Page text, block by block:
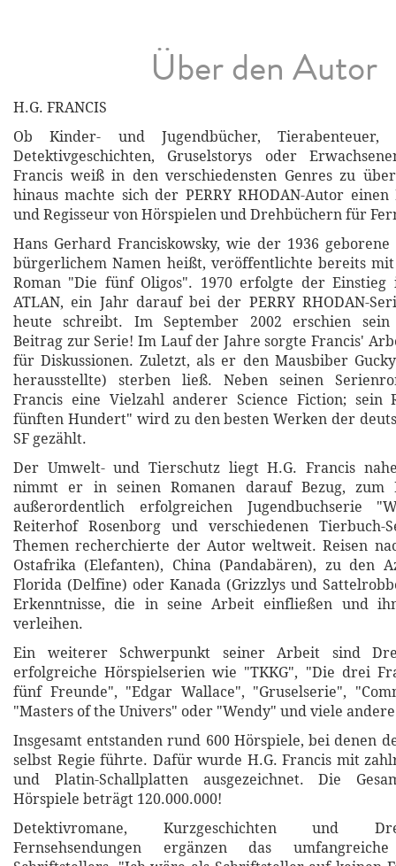
Über den Autor
H.G. FRANCIS
Ob Kinder- und Jugendbücher, Tierabenteuer,
Detektivgeschichten, Gruselstorys oder
Francis weiß in den verschiedensten Genres zu
hinaus machte sich der PERRY RHODAN-Autor
und Regisseur von Hörspielen und Drehbüchern für
Hans Gerhard Franciskowsky, wie der 1936
bürgerlichem Namen heißt, veröffentlichte bereits
Roman "Die fünf Oligos". 1970 erfolgte der Einstieg
ATLAN, ein Jahr darauf bei der PERRY RHODAN-
heute schreibt. Im September 2002 erschien sein
Beitrag zur Serie! Im Lauf der Jahre sorgte Francis'
für Diskussionen. Zuletzt, als er den Mausbiber
herausstellte) sterben ließ. Neben seinen
Francis eine Vielzahl anderer Science Fiction; sein
fünften Hundert" wird zu den besten Werken der
SF gezählt.
Der Umwelt- und Tierschutz liegt H.G. Francis
nimmt er in seinen Romanen darauf Bezug, zum
außerordentlich erfolgreichen Jugendbuchserie
Reiterhof Rosenborg und verschiedenen Tierbuch-
Themen recherchierte der Autor weltweit. Reisen
Ostafrika (Elefanten), China (Pandabären), zu den
Florida (Delfine) oder Kanada (Grizzlys und
Erkenntnisse, die in seine Arbeit einfließen und
verleihen.
Ein weiterer Schwerpunkt seiner Arbeit sind
erfolgreiche Hörspielserien wie "TKKG", "Die drei
fünf Freunde", "Edgar Wallace", "Gruselserie",
"Masters of the Univers" oder "Wendy" und viele
Insgesamt entstanden rund 600 Hörspiele, bei denen
selbst Regie führte. Dafür wurde H.G. Francis mit
und Platin-Schallplatten ausgezeichnet. Die
Hörspiele beträgt 120.000.000!
Detektivromane, Kurzgeschichten und
Fernsehsendungen ergänzen das